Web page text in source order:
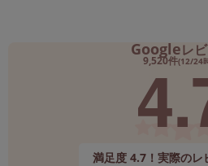
Googleレ
9,520件(12/24
満足度 4.7！実際のレ